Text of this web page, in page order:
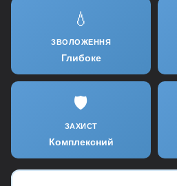
💧
ЗВОЛОЖЕННЯ
Глибоке
🛡️
ЗАХИСТ
Комплексний